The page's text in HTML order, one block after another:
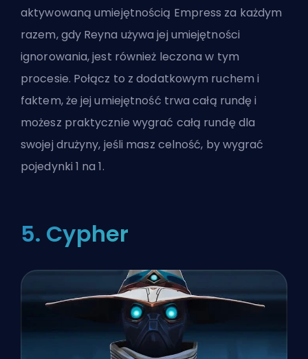
aktywowaną umiejętnością Empress za każdym
razem, gdy Reyna używa jej umiejętności
ignorowania, jest również leczona w tym
procesie. Połącz to z dodatkowym ruchem i
faktem, że jej umiejętność trwa całą rundę i
możesz praktycznie wygrać całą rundę dla
swojej drużyny, jeśli masz celność, by wygrać
pojedynki 1 na 1.
5. Cypher